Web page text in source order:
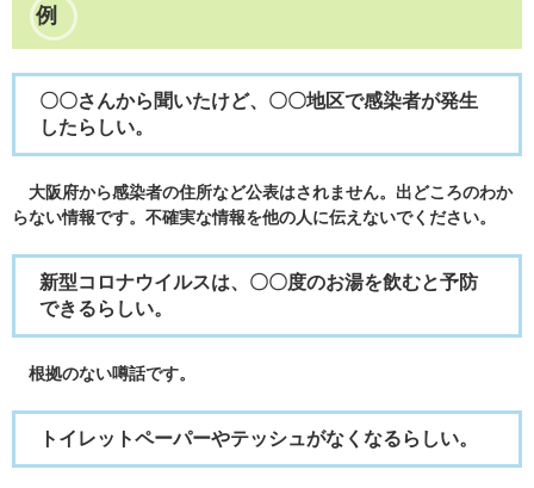
例
〇〇さんから聞いたけど、〇〇地区で感染者が発生
したらしい。
大阪府から感染者の住所など公表はされません。出どころのわか
らない情報です。不確実な情報を他の人に伝えないでください。
新型コロナウイルスは、〇〇度のお湯を飲むと予防
できるらしい。
根拠のない噂話です。
トイレットペーパーやテッシュがなくなるらしい。